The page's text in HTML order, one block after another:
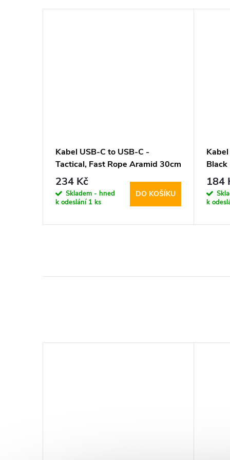
Kabel USB-C to USB-C -
Tactical, Fast Rope Aramid 30cm
234 Kč
Skladem - hned
k odeslání 1 ks
DO KOŠÍKU
Black
184
k